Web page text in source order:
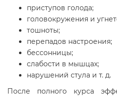
приступов голода;
головокружения и
тошноты;
перепадов настроения;
бессонницы;
слабости в мышцах;
нарушений стула и т. д.
После полного курса